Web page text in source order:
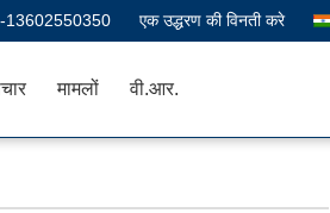
13602550350 एक उद्धरण की विनती करे
मामलों वी.आर.